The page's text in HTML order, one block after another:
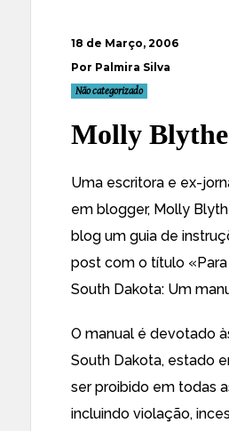
18 de Março, 2006
Por Palmira Silva
Não categorizado
Molly Blythe
Uma escritora e ex-
em blogger, Molly
blog um guia de
post com o título «
South Dakota: Um
O manual é devotado
South Dakota, estado
ser proibido em todas
incluindo violação,